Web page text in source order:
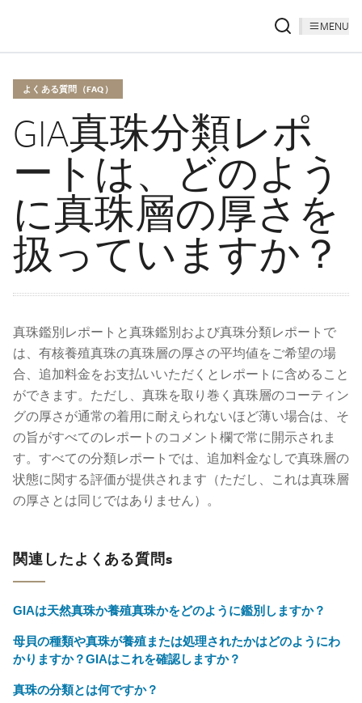
MENU
よくある質問（FAQ）
GIA真珠分類レポ
ートは、どのよう
に真珠層の厚さを
扱っていますか？
真珠鑑別レポートと真珠鑑別および真珠分類レポートで
は、有核養殖真珠の真珠層の厚さの平均値をご希望の場
合、追加料金をお支払いいただくとレポートに含めること
ができます。ただし、真珠を取り巻く真珠層のコーティン
グの厚さが通常の着用に耐えられないほど薄い場合は、そ
の旨がすべてのレポートのコメント欄で常に開示されま
す。すべての分類レポートでは、追加料金なしで真珠層の
状態に関する評価が提供されます（ただし、これは真珠層
の厚さとは同じではありません）。
関連したよくある質問s
GIAは天然真珠か養殖真珠かをどのように鑑別しますか？
母貝の種類や真珠が養殖または処理されたかはどのようにわ
かりますか？GIAはこれを確認しますか？
真珠の分類とは何ですか？